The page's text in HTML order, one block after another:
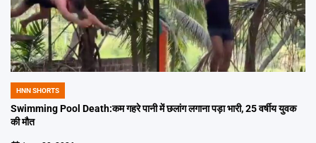
POSTED
IN
HNN SHORTS
Swimming Pool Death:कम गहरे पानी में छलांग लगाना पड़ा भारी, 25 वर्षीय युवक
की मौत